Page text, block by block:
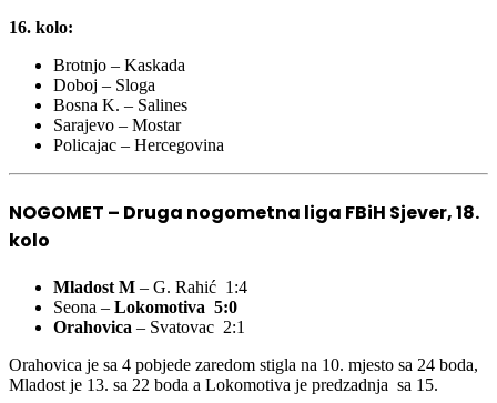
16. kolo:
Brotnjo – Kaskada
Doboj – Sloga
Bosna K. – Salines
Sarajevo – Mostar
Policajac – Hercegovina
NOGOMET – Druga nogometna liga FBiH Sjever, 18.
kolo
Mladost M – G. Rahić 1:4
Seona – Lokomotiva 5:0
Orahovica – Svatovac 2:1
Orahovica je sa 4 pobjede zaredom stigla na 10. mjesto sa 24 boda,
Mladost je 13. sa 22 boda a Lokomotiva je predzadnja sa 15.